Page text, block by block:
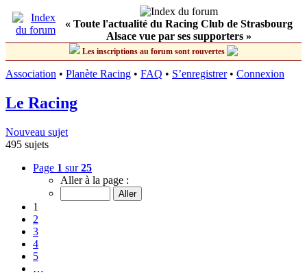
« Toute l'actualité du Racing Club de Strasbourg
Alsace vue par ses supporters »
Les inscriptions au forum sont rouvertes
Association • Planète Racing • FAQ • S’enregistrer• Connexion
Le Racing
Nouveau sujet
495 sujets
Page 1 sur25
Aller à la page :
1
2
3
4
5
…